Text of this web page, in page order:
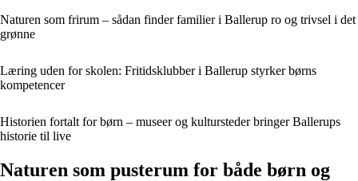
Naturen som frirum – sådan finder familier i Ballerup ro og trivsel i det
grønne
Læring uden for skolen: Fritidsklubber i Ballerup styrker børns
kompetencer
Historien fortalt for børn – museer og kultursteder bringer Ballerups
historie til live
Naturen som pusterum for både børn og